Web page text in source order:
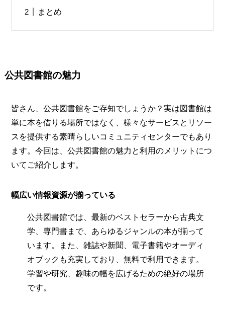
まとめ
公共図書館の魅力
皆さん、公共図書館をご存知でしょうか？実は図書館は
単に本を借りる場所ではなく、様々なサービスとリソー
スを提供する素晴らしいコミュニティセンターでもあり
ます。今回は、公共図書館の魅力と利用のメリットにつ
いてご紹介します。
幅広い情報資源が揃っている
公共図書館では、最新のベストセラーから古典文
学、専門書まで、あらゆるジャンルの本が揃って
います。また、雑誌や新聞、電子書籍やオーディ
オブックも充実しており、無料で利用できます。
学習や研究、趣味の幅を広げるための絶好の場所
です。